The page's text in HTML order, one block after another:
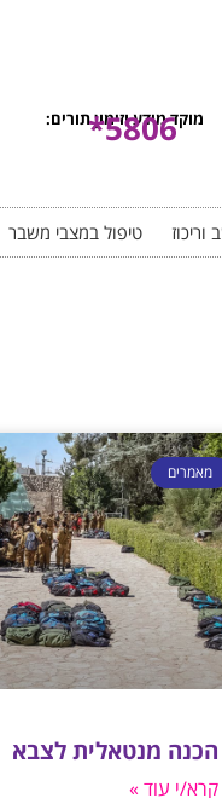
מוקד מידע וזימון תורים:
5806*
טיפול במצבי משבר
מאמרים
הכנה מנטאלית לצבא
קרא/י עוד »